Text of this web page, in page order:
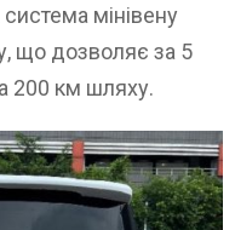
мінівену
що дозволяє за 5
200 км шляху.